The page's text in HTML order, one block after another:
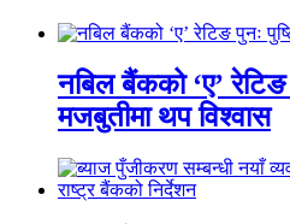
नबिल बैंकको ‘ए’ रेटिङ
मजबुतीमा थप विश्वास